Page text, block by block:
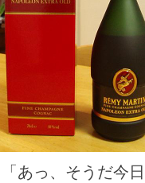
あっ、そうだ今